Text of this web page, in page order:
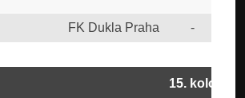
FK Dukla Praha -
15. kolo